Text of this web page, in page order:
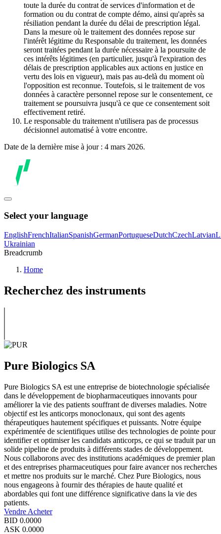
toute la durée du contrat de services d'information et de
formation ou du contrat de compte démo, ainsi qu'après sa
résiliation pendant la durée du délai de prescription légal.
Dans la mesure où le traitement des données repose sur
l'intérêt légitime du Responsable du traitement, les données
seront traitées pendant la durée nécessaire à la poursuite de
ces intérêts légitimes (en particulier, jusqu'à l'expiration des
délais de prescription applicables aux actions en justice en
vertu des lois en vigueur), mais pas au-delà du moment où
l'opposition est reconnue. Toutefois, si le traitement de vos
données à caractère personnel repose sur le consentement, ce
traitement se poursuivra jusqu'à ce que ce consentement soit
effectivement retiré.
Le responsable du traitement n'utilisera pas de processus
décisionnel automatisé à votre encontre.
Date de la dernière mise à jour : 4 mars 2026.
Select your language
EnglishFrenchItalianSpanishGermanPortugueseDutchCzechLatvian
Ukrainian
Breadcrumb
Home
Recherchez des instruments
Pure Biologics SA
Pure Biologics SA est une entreprise de biotechnologie spécialisée
dans le développement de biopharmaceutiques innovants pour
améliorer la vie des patients souffrant de diverses maladies. Notre
objectif est les anticorps monoclonaux, qui sont des agents
thérapeutiques hautement spécifiques et puissants. Notre équipe
expérimentée de scientifiques utilise des technologies de pointe pour
identifier et optimiser les candidats anticorps, ce qui se traduit par un
solide pipeline de produits à différents stades de développement.
Nous collaborons avec des institutions académiques de premier plan
et des entreprises pharmaceutiques pour faire avancer nos recherches
et mettre nos produits sur le marché. Chez Pure Biologics, nous
nous engageons à fournir des thérapies de haute qualité et
abordables qui font une différence significative dans la vie des
patients.
Vendre Acheter
BID 0.0000
ASK 0.0000